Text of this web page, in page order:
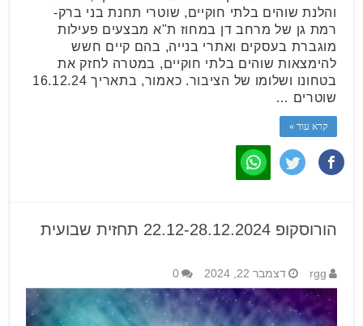
והלנת שוהים בלתי חוקיים, שוטרי תחנת בני ברק-
רמת גן של מרחב דן במחוז ת"א מבצעים פעילות
מוגברת בעסקים ואתרי בנייה, בהם קיים חשש
להימצאות שוהים בלתי חוקיים, במטרה לחזק את
בטחונו ושלומו של הציבור. כאמור, בתאריך 16.12.24
שוטרים …
קרא עוד »
הורוסקופ 22.12-28.12.2024 תחזית שבועית
rgg דצמבר 22, 2024 0